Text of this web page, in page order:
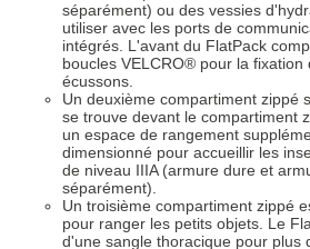
séparément) ou des vessies
utiliser avec les ports de
intégrés. L'avant du FlatPack
boucles VELCRO® pour la
écussons.
Un deuxième compartiment zippé
se trouve devant le compartiment
un espace de rangement
dimensionné pour accueillir les
de niveau IIIA (armure dure et
séparément).
Un troisième compartiment zippé
pour ranger les petits objets. Le
d'une sangle thoracique pour plus